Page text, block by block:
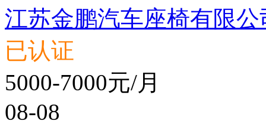
江苏金鹏汽车座椅有限公
已认证
5000-7000元/月
08-08